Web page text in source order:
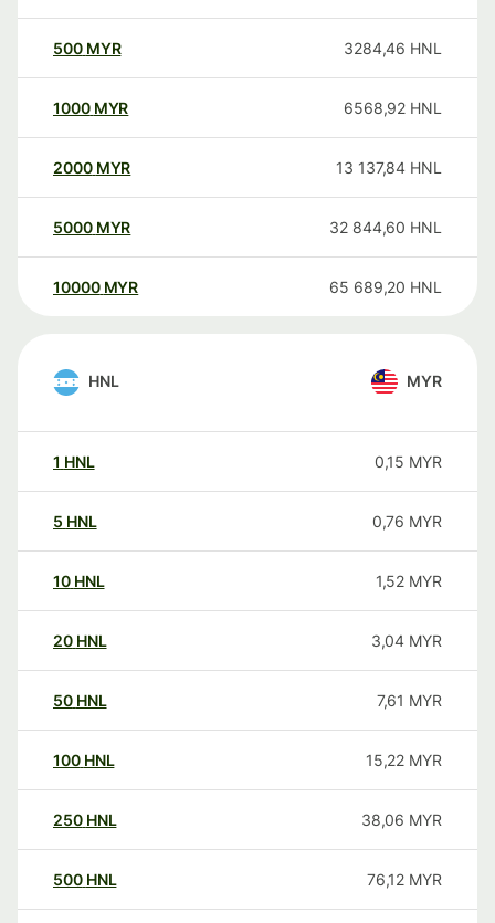
500 MYR 3284,46 HNL
1000 MYR 6568,92 HNL
2000 MYR 13 137,84 HNL
5000 MYR 32 844,60 HNL
10000 MYR 65 689,20 HNL
HNL MYR
1 HNL 0,15 MYR
5 HNL 0,76 MYR
10 HNL 1,52 MYR
20 HNL 3,04 MYR
50 HNL 7,61 MYR
100 HNL 15,22 MYR
250 HNL 38,06 MYR
500 HNL 76,12 MYR